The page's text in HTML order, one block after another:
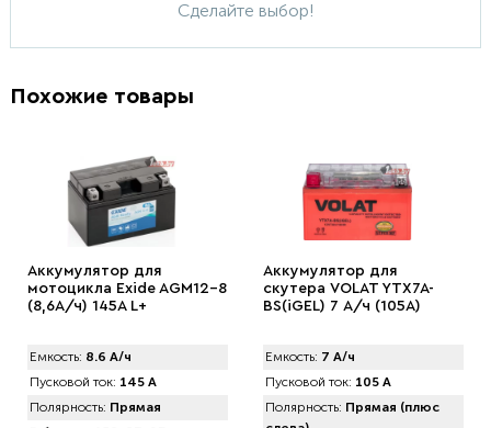
Сделайте выбор!
Похожие товары
Аккумулятор для
мотоцикла Exide AGM12-8
(8,6А/ч) 145А L+
Емкость: 8.6 А/ч
Пусковой ток: 145 А
Полярность: Прямая
Аккумулятор для
скутера VOLAT YTX7A-
BS(iGEL) 7 А/ч (105A)
Емкость: 7 А/ч
Пусковой ток: 105 А
Полярность: Прямая (плюс